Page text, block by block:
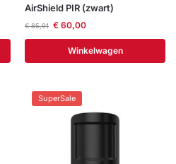
AirShield PIR (zwart)
€85,91 €60,00
Winkelwagen
SuperSale